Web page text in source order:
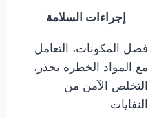
إجراءات السلامة
فصل المكونات، التعامل
مع المواد الخطرة بحذر،
التخلص الآمن من
النفايات